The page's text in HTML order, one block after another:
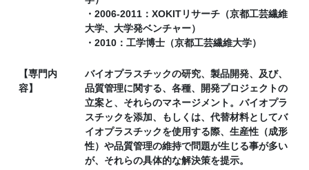
・2006-2011：XOKITリサーチ（京都工芸繊維
大学、大学発ベンチャー）
・2010：工学博士（京都工芸繊維大学）
【専門内
容】
バイオプラスチックの研究、製品開発、及び、
品質管理に関する、各種、開発プロジェクトの
立案と、それらのマネージメント。バイオプラ
スチックを添加、もしくは、代替材料としてバ
イオプラスチックを使用する際、生産性（成形
性）や品質管理の維持で問題が生じる事が多い
が、それらの具体的な解決策を提示。